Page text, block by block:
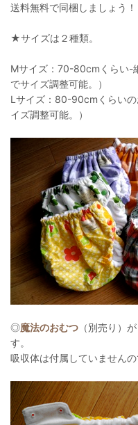
送料無料で同梱しましょう！
★サイズは２種類。
Mサイズ：70-80cmくらい-
でサイズ調整可能。）
Lサイズ：80-90cmくらい
イズ調整可能。）
◎魔法のおむつ （別売り）
す。
吸収体は付属していません